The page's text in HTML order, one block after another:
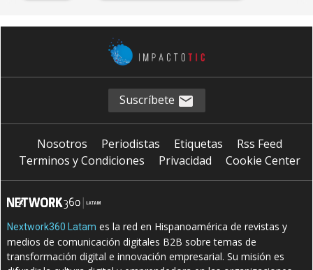
Suscríbete
Nosotros Periodistas Etiquetas
Rss Feed
Terminos y Condiciones
Privacidad Cookie Center
Nextwork360 Latam es la red en Hispanoamérica de revistas y
medios de comunicación digitales B2B sobre temas de
transformación digital e innovación empresarial. Su misión es